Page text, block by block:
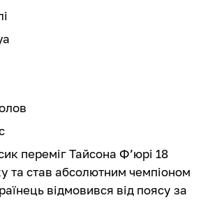
переміг Тайсона Ф’юрі 18
та став абсолютним чемпіоном
відмовився від поясу за